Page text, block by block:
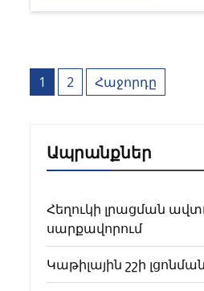
Գրառումների
նավարկումը
1 2 Հաջորդը
Ապրանքներ
Հեղուկի լրացման
սարքավորում
Կաթիլային շշի